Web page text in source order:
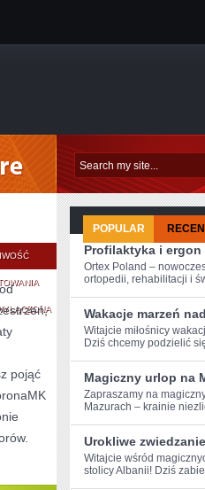
POLACY
NA
FRONTACH
ŚWIATA
pojąć
POPULAR
Profilaktyka i ergon
Ortex Poland –
ortopedii, rehabilitacji i
Wakacje marzeń nad
Witajcie ⁣miłośnicy
Dziś chcemy podzielić
Magiczny urlop na
Zapraszamy na
Mazurach –⁤ krainie⁣
Urokliwe zwiedzanie
Witajcie wśród
stolicy‌ Albanii! Dziś